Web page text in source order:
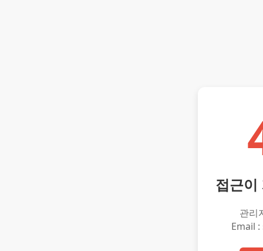
접근이
관리
Email